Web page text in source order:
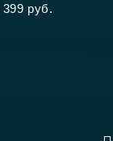
399 руб.